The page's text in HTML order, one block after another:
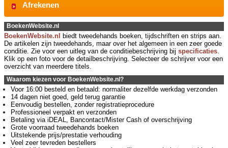
Afrekenen
BoekenWebsite.nl
BoekenWebsite.nl
biedt tweedehands boeken, tijdschriften en strips aan.
De artikelen zijn tweedehands, maar over het algemeen in een zeer goede
conditie. Zie voor een uitleg van de conditiebeschrijving bij specificaties.
Klik op een foto voor de detailbeschrijving. Selecteer de schrijver voor een
overzicht van meerdere titels.
Waarom kiezen voor BoekenWebsite.nl?
Voor 16:00 besteld en betaald: normaliter dezelfde werkdag verzonden
14 dagen niet goed, geld terug garantie
Eenvoudig bestellen, zonder registratieprocedure
Professioneel verpakt en verzonden
Betaling via iDEAL, Bancontact/Mister Cash of overschrijving
Grote voorraad tweedehands boeken
Uitstekende prijs/prestatie verhouding
Veel zeer tevreden bestellers